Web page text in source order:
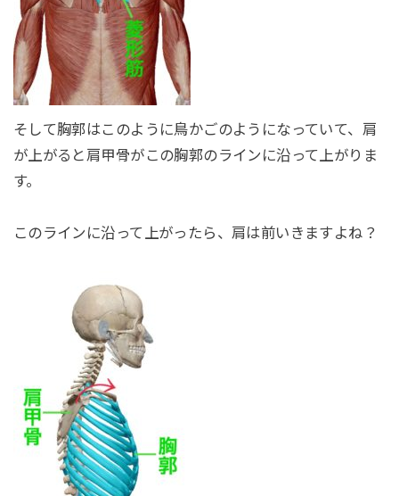
そして胸郭はこのように鳥かごのようになっていて、肩
が上がると肩甲骨がこの胸郭のラインに沿って上がりま
す。
このラインに沿って上がったら、肩は前いきますよね？